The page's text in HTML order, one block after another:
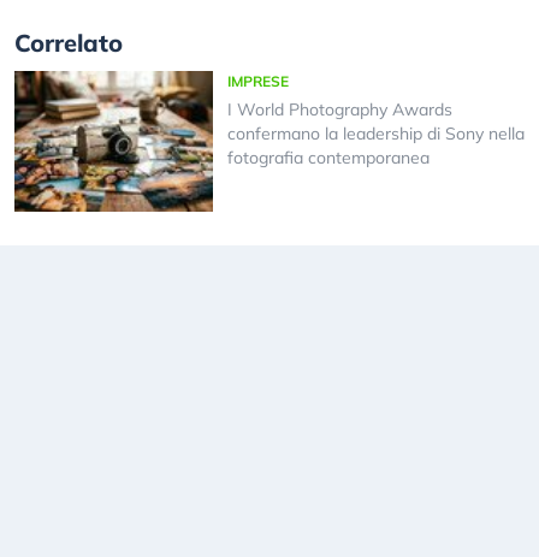
Correlato
IMPRESE
I World Photography Awards
confermano la leadership di Sony nella
fotografia contemporanea